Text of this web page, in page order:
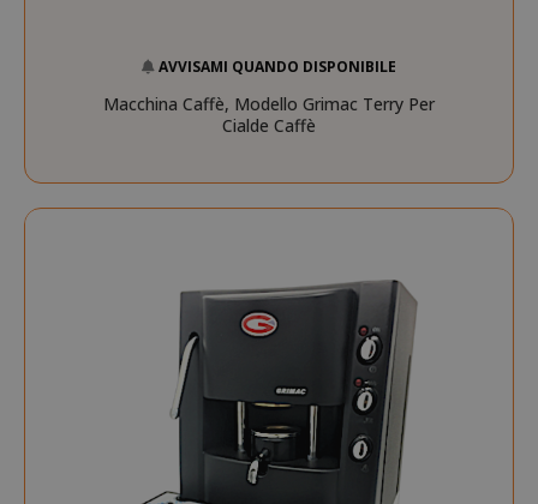
AVVISAMI QUANDO DISPONIBILE
Macchina Caffè, Modello Grimac Terry Per
Cialde Caffè